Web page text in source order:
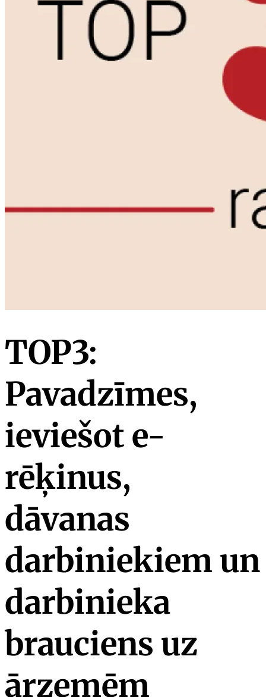
TOP3:
Pavadzīmes,
ieviešot e-
rēķinus,
dāvanas
darbiniekiem un
darbinieka
brauciens uz
ārzemēm